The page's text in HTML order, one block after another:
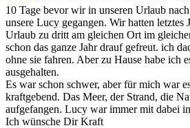
10 Tage bevor wir in unseren Urlaub
unsere Lucy gegangen. Wir hatten letztes
Urlaub zu dritt am gleichen Ort im
schon das ganze Jahr drauf gefreut. ich
ohne sie fahren. Aber zu Hause habe ich
ausgehalten.
Es war schon schwer, aber für mich war
kraftgebend. Das Meer, der Strand, die
aufgefangen. Lucy war immer mit dabei
Ich wünsche Dir Kraft